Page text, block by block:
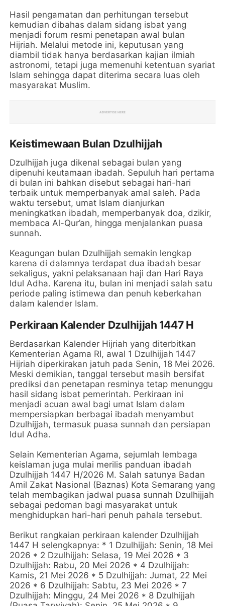
Hasil pengamatan dan perhitungan tersebut
kemudian dibahas dalam sidang isbat yang
menjadi forum resmi penetapan awal bulan
Hijriah. Melalui metode ini, keputusan yang
diambil tidak hanya berdasarkan kajian ilmiah
astronomi, tetapi juga memenuhi ketentuan syariat
Islam sehingga dapat diterima secara luas oleh
masyarakat Muslim.
Keistimewaan Bulan Dzulhijjah
Dzulhijjah juga dikenal sebagai bulan yang
dipenuhi keutamaan ibadah. Sepuluh hari pertama
di bulan ini bahkan disebut sebagai hari-hari
terbaik untuk memperbanyak amal saleh. Pada
waktu tersebut, umat Islam dianjurkan
meningkatkan ibadah, memperbanyak doa, dzikir,
membaca Al-Qur’an, hingga menjalankan puasa
sunnah.
Keagungan bulan Dzulhijjah semakin lengkap
karena di dalamnya terdapat dua ibadah besar
sekaligus, yakni pelaksanaan haji dan Hari Raya
Idul Adha. Karena itu, bulan ini menjadi salah satu
periode paling istimewa dan penuh keberkahan
dalam kalender Islam.
Perkiraan Kalender Dzulhijjah 1447 H
Berdasarkan Kalender Hijriah yang diterbitkan
Kementerian Agama RI, awal 1 Dzulhijjah 1447
Hijriah diperkirakan jatuh pada Senin, 18 Mei 2026.
Meski demikian, tanggal tersebut masih bersifat
prediksi dan penetapan resminya tetap menunggu
hasil sidang isbat pemerintah. Perkiraan ini
menjadi acuan awal bagi umat Islam dalam
mempersiapkan berbagai ibadah menyambut
Dzulhijjah, termasuk puasa sunnah dan persiapan
Idul Adha.
Selain Kementerian Agama, sejumlah lembaga
keislaman juga mulai merilis panduan ibadah
Dzulhijjah 1447 H/2026 M. Salah satunya Badan
Amil Zakat Nasional (Baznas) Kota Semarang yang
telah membagikan jadwal puasa sunnah Dzulhijjah
sebagai pedoman bagi masyarakat untuk
menghidupkan hari-hari penuh pahala tersebut.
Berikut rangkaian perkiraan kalender Dzulhijjah
1447 H selengkapnya: * 1 Dzulhijjah: Senin, 18 Mei
2026 * 2 Dzulhijjah: Selasa, 19 Mei 2026 * 3
Dzulhijjah: Rabu, 20 Mei 2026 * 4 Dzulhijjah:
Kamis, 21 Mei 2026 * 5 Dzulhijjah: Jumat, 22 Mei
2026 * 6 Dzulhijjah: Sabtu, 23 Mei 2026 * 7
Dzulhijjah: Minggu, 24 Mei 2026 * 8 Dzulhijjah